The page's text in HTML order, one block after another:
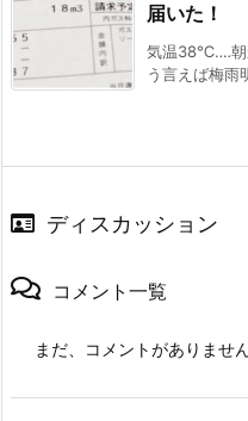
届いた！
気温38℃‥‥朝
う言えば梅雨
ディスカッション
コメント一覧
まだ、コメントがありませ